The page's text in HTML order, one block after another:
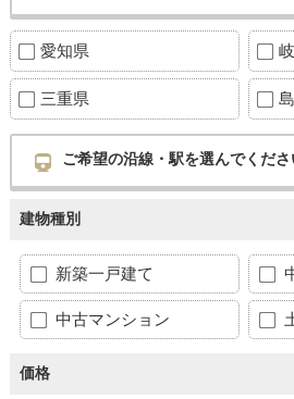
愛知県
三重県
ご希望の沿線・駅を選んでくださ
建物種別
新築一戸建て
中古マンション
価格